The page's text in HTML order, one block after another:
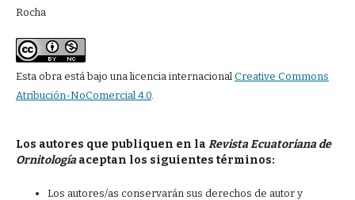
Rocha
Esta obra está bajo una licencia internacional Creative Commons
Atribución-NoComercial 4.0.
Los autores que publiquen en la Revista Ecuatoriana de
Ornitologíaaceptan los siguientes términos:
Los autores/as conservarán sus derechos de autor y